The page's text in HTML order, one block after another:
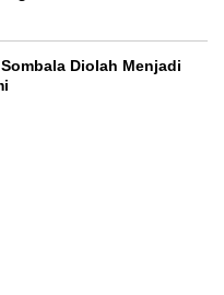
Diolah Menjadi